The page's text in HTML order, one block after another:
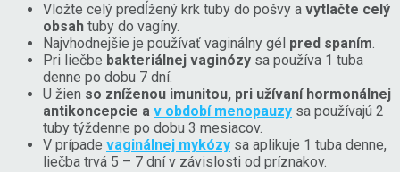
Vložte celý predĺžený krk tuby do pošvy a vytlačte celý
obsah tuby do vagíny.
Najvhodnejšie je používať vaginálny gél pred spaním.
Pri liečbe bakteriálnej vaginózy sa používa 1 tuba
denne po dobu 7 dní.
U žien so zníženou imunitou, pri užívaní hormonálnej
antikoncepcie a v období menopauzy sa používajú 2
tuby týždenne po dobu 3 mesiacov.
V prípade vaginálnej mykózy sa aplikuje 1 tuba denne,
liečba trvá 5 – 7 dní v závislosti od príznakov.